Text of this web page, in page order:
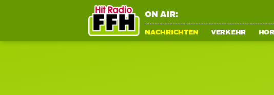
ON AIR:
NACHRICHTEN VERKEHR